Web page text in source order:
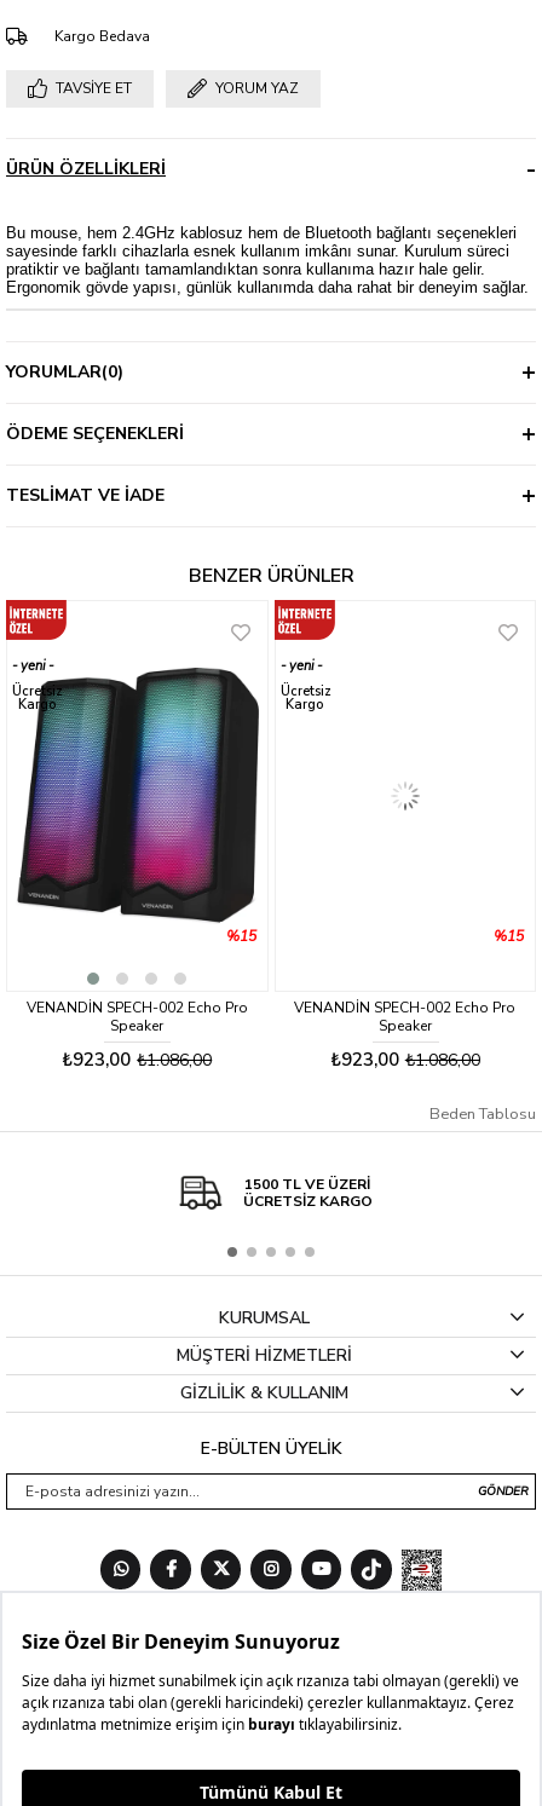
Kargo Bedava
TAVSIYE ET YORUM YAZ
ÜRÜN ÖZELLIKLERI
Bu mouse, hem 2.4GHz kablosuz hem de Bluetooth bağlantı seçenekleri
sayesinde farklı cihazlarla esnek kullanım imkânı sunar. Kurulum süreci
pratiktir ve bağlantı tamamlandıktan sonra kullanıma hazır hale gelir.
Ergonomik gövde yapısı, günlük kullanımda daha rahat bir deneyim sağlar.
YORUMLAR(0)
ÖDEME SEÇENEKLERI
TESLIMAT VE İADE
BENZER ÜRÜNLER
VENANDİN SPECH-002 Echo Pro
Speaker
₺923,00 ₺1.086,00
%15
yeni
ürün
Ücretsiz
Kargo
VENANDİN SPECH-002 Echo Pro
Speaker
₺923,00 ₺1.086,00
%15
yeni
ürün
Ücretsiz
Kargo
Beden Tablosu
1500 TL VE ÜZERİ
ÜCRETSİZ KARGO
KURUMSAL
MÜŞTERİ HİZMETLERİ
GİZLİLİK & KULLANIM
E-BÜLTEN ÜYELİK
GÖNDER